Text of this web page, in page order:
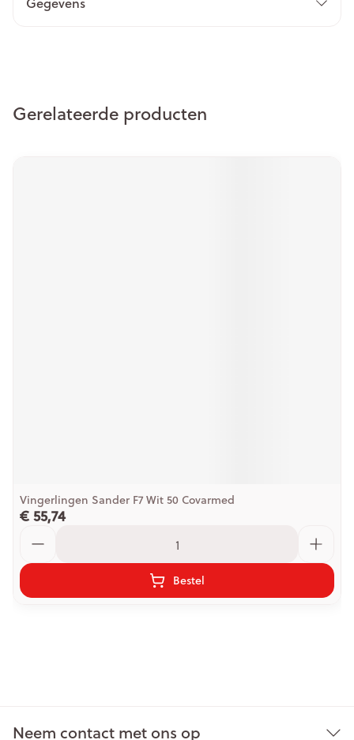
Gerelateerde producten
Vingerlingen Sander F7 Wit 50 Covarmed
€ 55,74
Bestel
Neem contact met ons op